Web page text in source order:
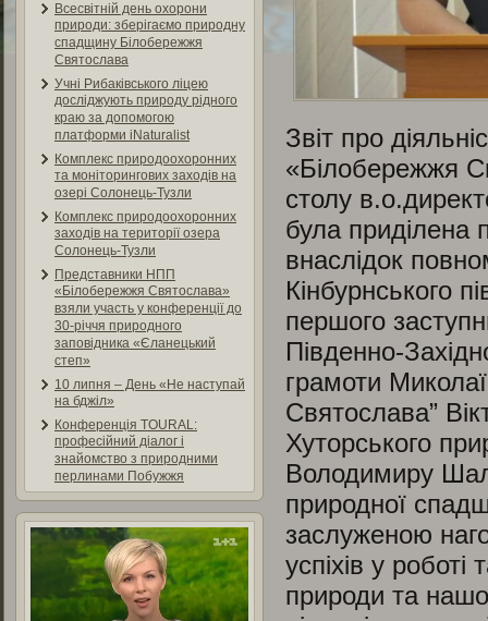
Всесвітній день охорони
природи: зберігаємо природну
спадщину Білобережжя
Святослава
Учні Рибаківського ліцею
досліджують природу рідного
краю за допомогою
платформи iNaturalist
Комплекс природоохоронних
та моніторингових заходів на
озері Солонець-Тузли
Комплекс природоохоронних
заходів на території озера
Солонець-Тузли
Представники НПП
«Білобережжя Святослава»
взяли участь у конференції до
30-річчя природного
заповідника «Єланецький
степ»
10 липня – День «Не наступай
на бджіл»
Конференція TOURAL:
професійний діалог і
знайомство з природними
перлинами Побужжя
Звіт про
«Білобережжя
столу
була приділена
внаслідок
Кінбурнського
першого
Південно-
грамоти
Святослава”
Хуторського
Володимиру
природної
заслуженою
успіхів у
природи та